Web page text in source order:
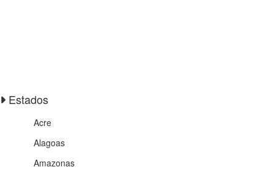
Estados
Acre
Alagoas
Amazonas